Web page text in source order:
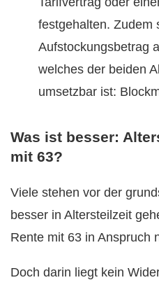
festgehalten. Zudem
Aufstockungsbetrag
welches der beiden
umsetzbar ist:
Was ist besser:
mit 63?
Viele stehen vor der
besser in Altersteilzeit
Rente mit 63 in Anspruch
Doch darin liegt kein